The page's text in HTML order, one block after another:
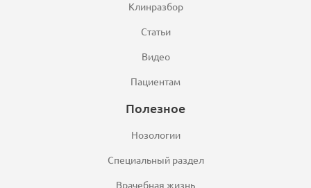
Клинразбор
Статьи
Видео
Пациентам
Полезное
Нозологии
Специальный раздел
Врачебная жизнь